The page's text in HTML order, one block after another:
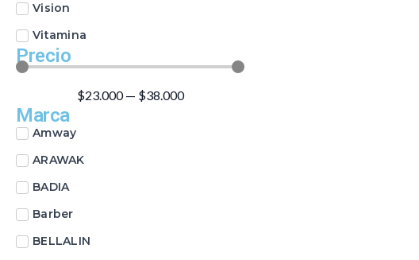
Vision
Vitamina
Precio
$23.000— $38.000
Marca
Amway
ARAWAK
BADIA
Barber
BELLALIN